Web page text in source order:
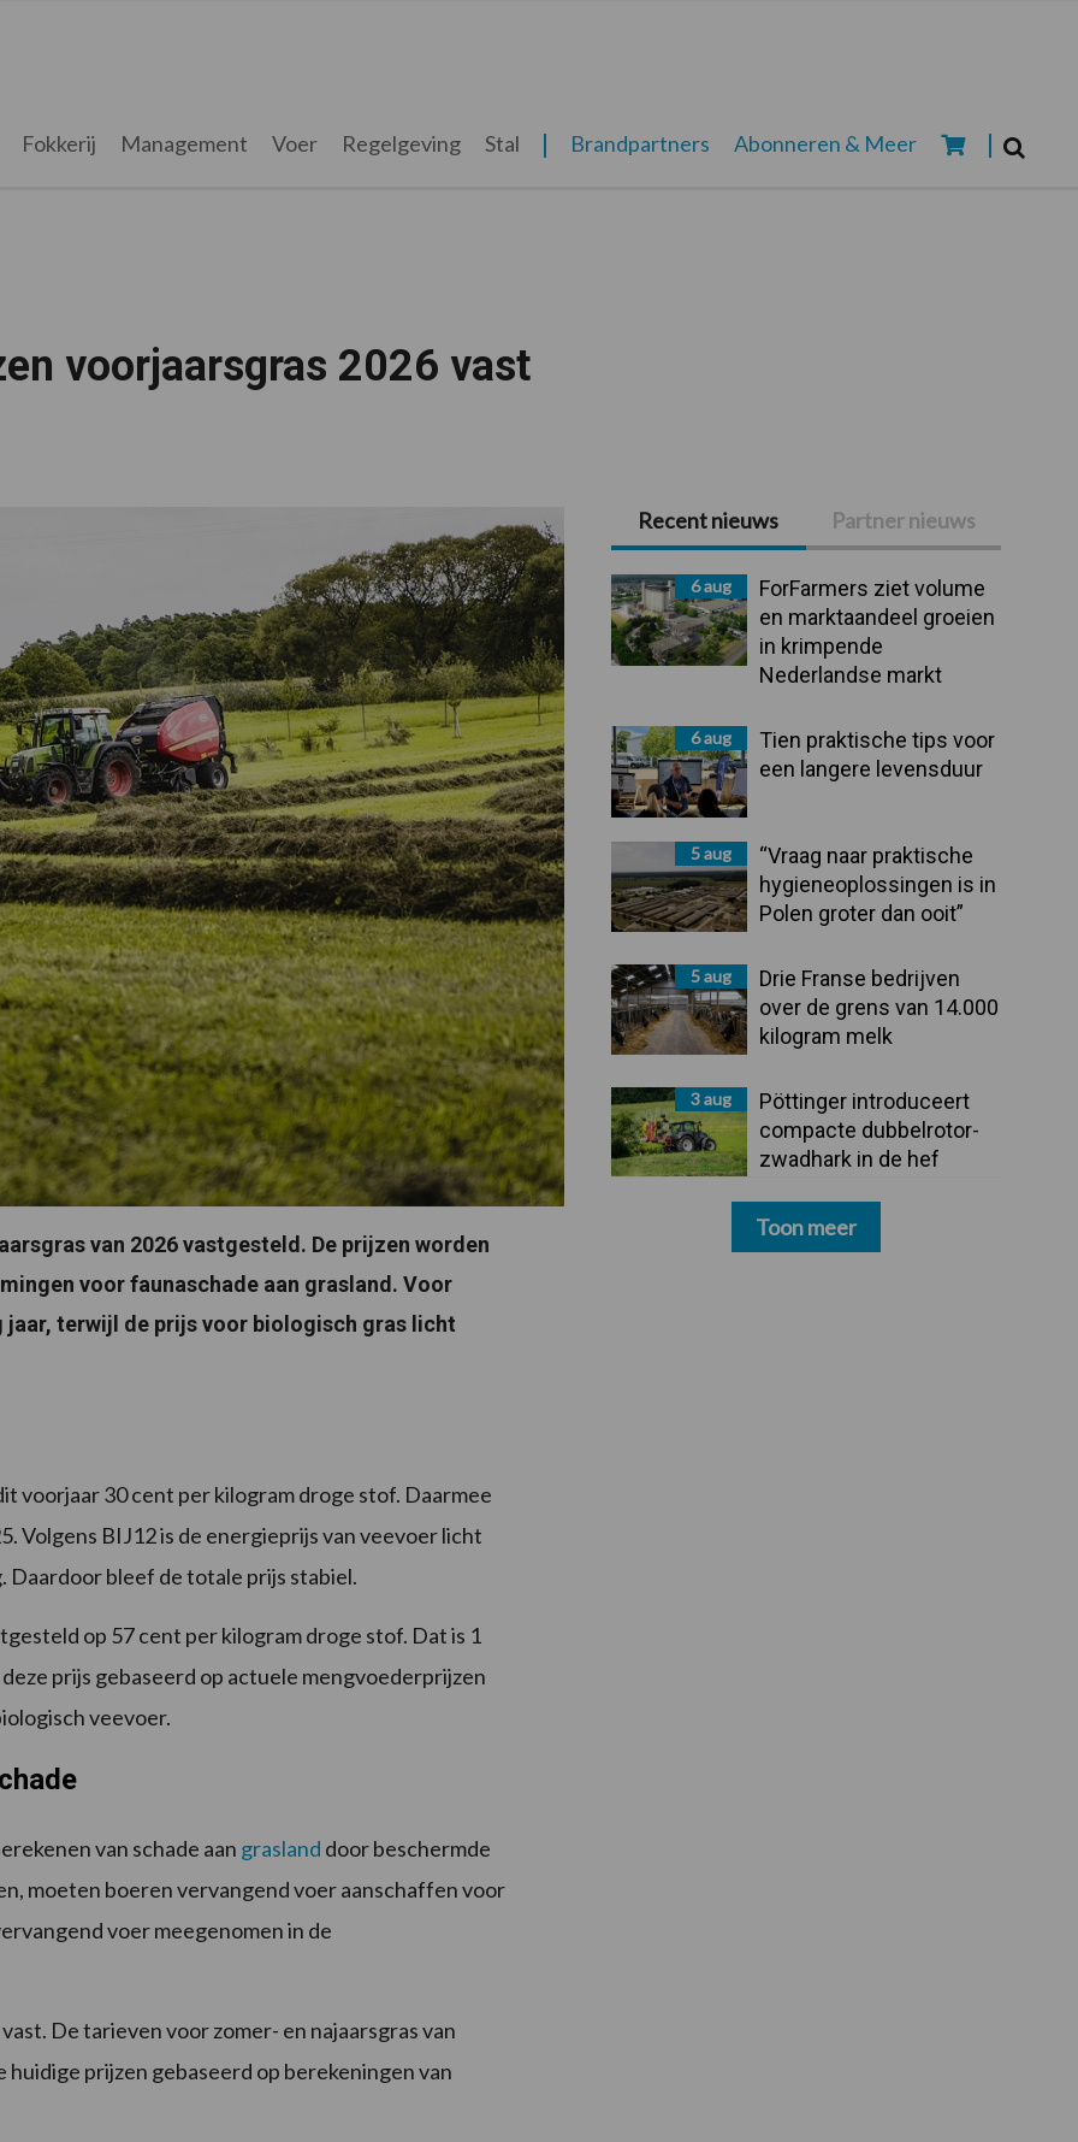
Fokkerij Management Voer Regelgeving Stal Brandpartners Abonneren & Meer
voorjaarsgras 2026 vast
van 2026 vastgesteld. De prijzen worden
voor faunaschade aan grasland. Voor
terwijl de prijs voor biologisch gras licht
voorjaar 30 cent per kilogram droge stof. Daarmee
Volgens BIJ12 is de energieprijs van veevoer licht
bleef de totale prijs stabiel.
op 57 cent per kilogram droge stof. Dat is 1
prijs gebaseerd op actuele mengvoederprijzen
veevoer.
van schade aan grasland door beschermde
moeten boeren vervangend voer aanschaffen voor
voer meegenomen in de
De tarieven voor zomer- en najaarsgras van
huidige prijzen gebaseerd op berekeningen van
Primaire
Sidebar
Recent nieuws Partner nieuws
6 aug
ForFarmers ziet volume
en marktaandeel groeien
in krimpende
Nederlandse markt
6 aug
Tien praktische tips voor
een langere levensduur
5 aug
“Vraag naar praktische
hygieneoplossingen is in
Polen groter dan ooit”
5 aug
Drie Franse bedrijven
over de grens van 14.000
kilogram melk
3 aug
Pöttinger introduceert
compacte dubbelrotor-
zwadhark in de hef
Toon meer